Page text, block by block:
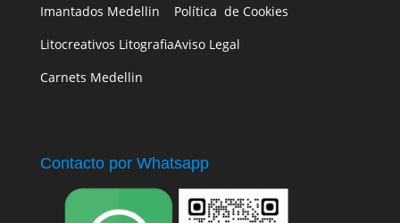
Imantados Medellin
Litocreativos Litografia
Carnets Medellin
Política de Cookies
Aviso Legal
Contacto por Whatsapp